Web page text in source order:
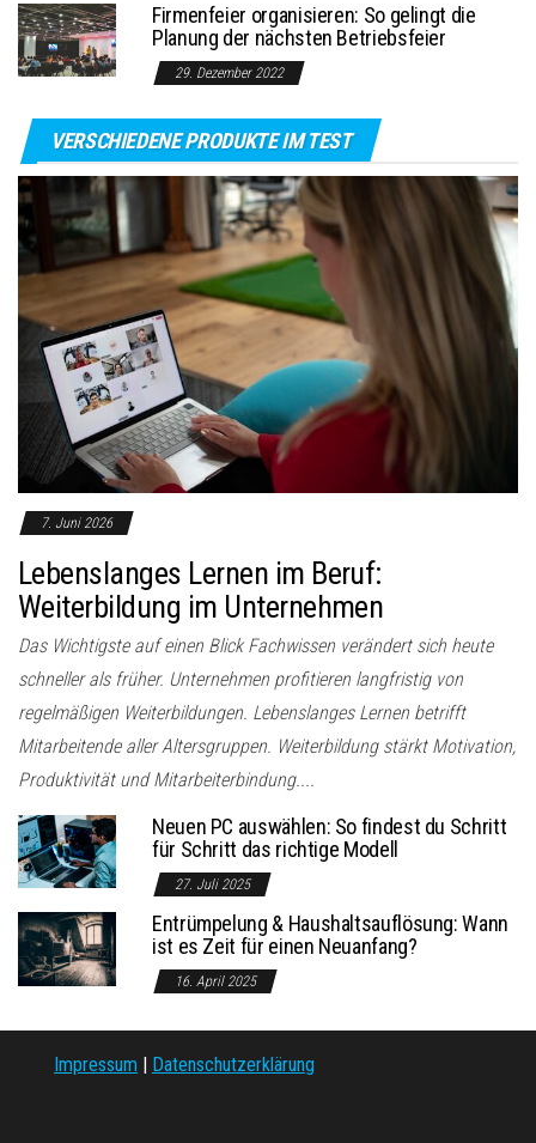
Firmenfeier organisieren: So gelingt die
Planung der nächsten Betriebsfeier
29. Dezember 2022
VERSCHIEDENE PRODUKTE IM TEST
7. Juni 2026
Lebenslanges Lernen im Beruf:
Weiterbildung im Unternehmen
Das Wichtigste auf einen Blick Fachwissen verändert sich heute
schneller als früher. Unternehmen profitieren langfristig von
regelmäßigen Weiterbildungen. Lebenslanges Lernen betrifft
Mitarbeitende aller Altersgruppen. Weiterbildung stärkt Motivation,
Produktivität und Mitarbeiterbindung....
Neuen PC auswählen: So findest du Schritt
für Schritt das richtige Modell
27. Juli 2025
Entrümpelung & Haushaltsauflösung: Wann
ist es Zeit für einen Neuanfang?
16. April 2025
Impressum | Datenschutzerklärung